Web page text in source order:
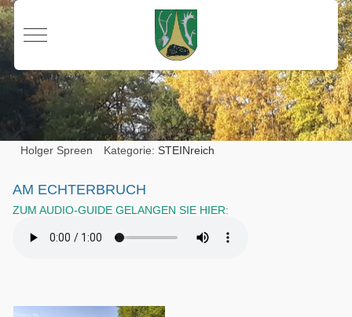
Mobile Menu Toggle
Holger Spreen Kategorie:STEINreich
AM ECHTERBRUCH
ZUM AUDIO-GUIDE GELANGEN SIE HIER: